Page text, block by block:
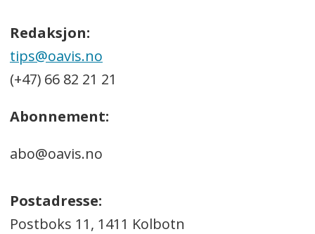
Redaksjon:
tips@oavis.no
(+47) 66 82 21 21
Abonnement:
abo@oavis.no
Postadresse:
Postboks 11, 1411 Kolbotn